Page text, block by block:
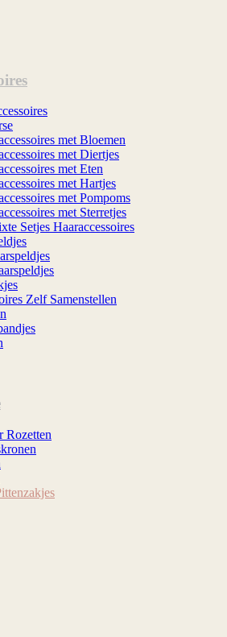
met Bloemen
met Diertjes
met Eten
met Hartjes
met Pompoms
met Sterretjes
Setjes Haaraccessoires
Zelf Samenstellen
Rozetten